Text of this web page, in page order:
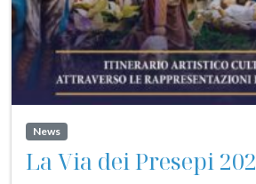
News
La Via dei Presepi